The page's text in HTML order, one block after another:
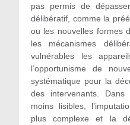
pas permis de
délibératif, comme la
ou les nouvelles formes
les mécanismes
vulnérables les
l’opportunisme de
systématique pour la
des intervenants.
moins lisibles,
plus complexe et la